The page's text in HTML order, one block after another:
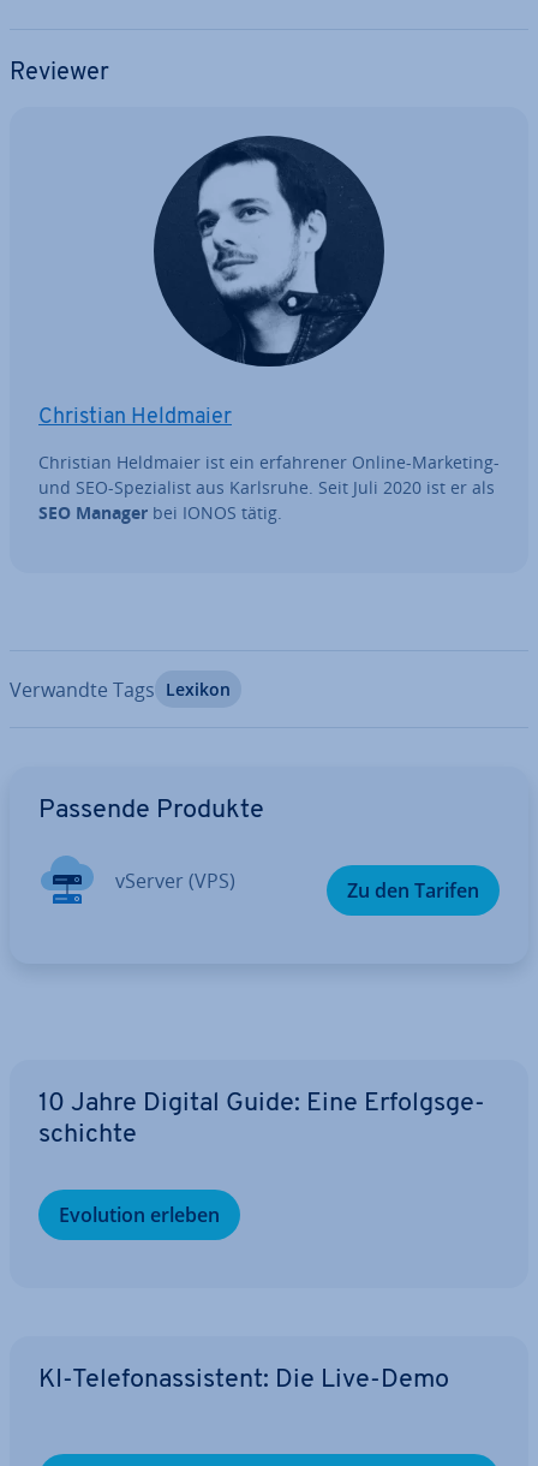
Reviewer
Christian Heldmaier
Christian Heldmaier ist ein er­fah­re­ner Online-Marketing-
und SEO-Spe­zia­list aus Karlsruhe. Seit Juli 2020 ist er als
SEO Manager bei IONOS tätig.
Verwandte Tags Lexikon
Passende Produkte
vServer (VPS) Zu den Tarifen
10 Jahre Digital Guide: Eine Er­folgs­ge­
schich­te
Evolution erleben
KI-Te­le­fon­as­sis­tent: Die Live-Demo